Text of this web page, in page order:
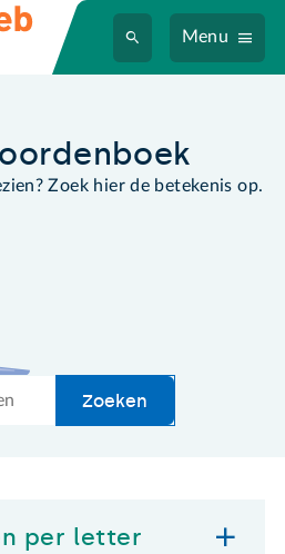
Menu
Zoek hier de betekenis op.
Zoeken
per letter